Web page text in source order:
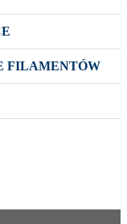
FILAMENTÓW